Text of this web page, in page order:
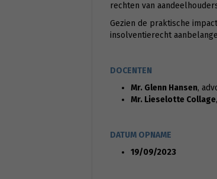
rechten van
Gezien de praktische
insolventierecht
DOCENTEN
Mr. Glenn Hansen,
Mr. Lieselotte Collage
DATUM OPNAME
19/09/2023